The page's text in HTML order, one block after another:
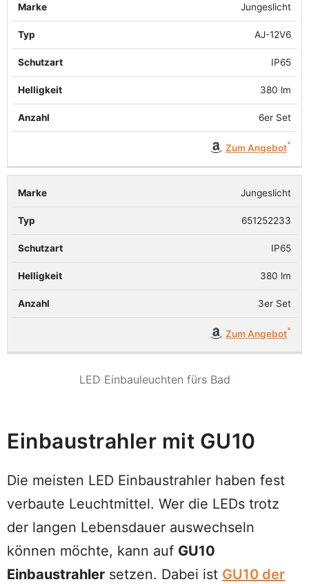
Jungeslicht
AJ-12V6
IP65
380 lm
6er Set
Zum Angebot
Jungeslicht
651252233
IP65
380 lm
3er Set
Zum Angebot
LED Einbauleuchten fürs Bad
Einbaustrahler mit GU10
Die meisten LED Einbaustrahler haben fest
verbaute Leuchtmittel. Wer die LEDs trotz
der langen Lebensdauer auswechseln
können möchte, kann auf GU10
Einbaustrahler setzen. Dabei ist GU10 der